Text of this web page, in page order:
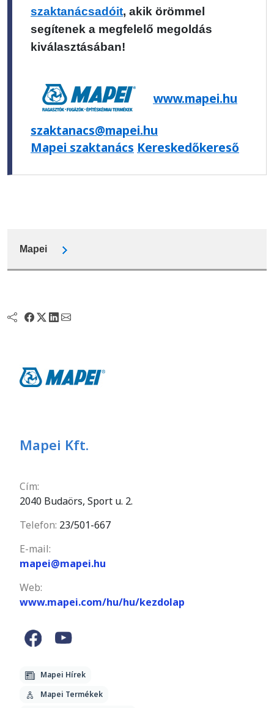
szaktanácsadóit, akik örömmel
segítenek a megfelelő megoldás
kiválasztásában!
www.mapei.hu
szaktanacs@mapei.hu
Mapei szaktanács Kereskedőkereső
Mapei
Mapei Kft.
Cím:
2040 Budaörs, Sport u. 2.
Telefon: 23/501-667
E-mail:
mapei@mapei.hu
Web:
www.mapei.com/hu/hu/kezdolap
Mapei Hírek
Mapei Termékek